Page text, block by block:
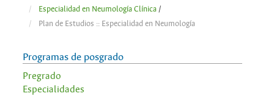
Especialidad en Neumología Clínica /
Plan de Estudios :: Especialidad en Neumología
Programas de posgrado
Pregrado
Especialidades